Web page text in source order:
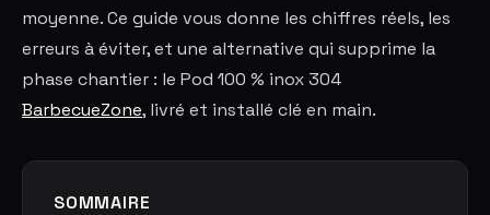
moyenne. Ce guide vous donne les chiffres réels, les
erreurs à éviter, et une alternative qui supprime la
phase chantier : le Pod 100 % inox 304
BarbecueZone, livré et installé clé en main.
SOMMAIRE